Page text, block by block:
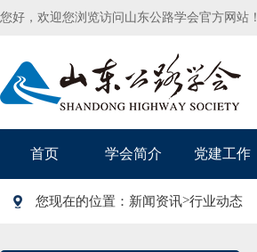
您好，欢迎您浏览访问山东公路学会官方网站！
首页 学会简介 党建工作
您现在的位置： 新闻资讯>行业动态